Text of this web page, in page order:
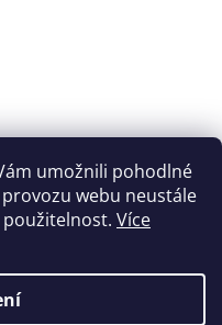
umožnili pohodlné
webu neustále
použitelnost. Více